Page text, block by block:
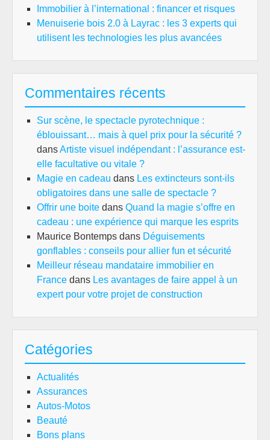
Immobilier à l’international : financer et risques
Menuiserie bois 2.0 à Layrac : les 3 experts qui
utilisent les technologies les plus avancées
Commentaires récents
Sur scène, le spectacle pyrotechnique :
éblouissant… mais à quel prix pour la sécurité ?
dansArtiste visuel indépendant : l’assurance est-
elle facultative ou vitale ?
Magie en cadeau dans Les extincteurs sont-ils
obligatoires dans une salle de spectacle ?
Offrir une boite dans Quand la magie s’offre en
cadeau : une expérience qui marque les esprits
Maurice Bontemps dans Déguisements
gonflables : conseils pour allier fun et sécurité
Meilleur réseau mandataire immobilier en
France dans Les avantages de faire appel à un
expert pour votre projet de construction
Catégories
Actualités
Assurances
Autos-Motos
Beauté
Bons plans